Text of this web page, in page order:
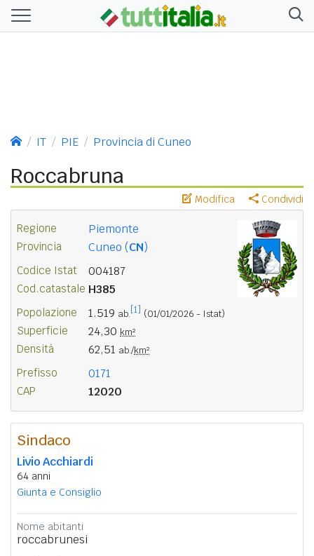
IT PIE Provincia di Cuneo
Roccabruna
Modifica Condividi
Regione Piemonte
Provincia Cuneo (CN)
Codice Istat 004187
Cod.catastale H385
Popolazione 1.519 ab. [1] (01/01/2026 - Istat)
Superficie 24,30 km²
Densità 62,51 ab./km²
Prefisso 0171
CAP 12020
Sindaco
Livio Acchiardi
64 anni
Giunta e Consiglio
Nome abitanti
roccabrunesi